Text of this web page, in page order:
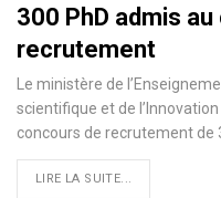
300 PhD admis
recrutement
Le ministère de
scientifique et de
concours de recrutement de
LIRE LA SUITE...